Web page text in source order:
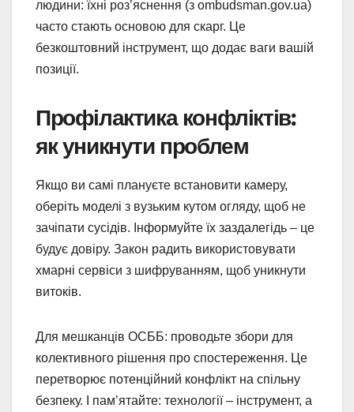
людини: їхні роз’яснення (з ombudsman.gov.ua)
часто стають основою для скарг. Це
безкоштовний інструмент, що додає ваги вашій
позиції.
Профілактика конфліктів:
як уникнути проблем
Якщо ви самі плануєте встановити камеру,
оберіть моделі з вузьким кутом огляду, щоб не
зачіпати сусідів. Інформуйте їх заздалегідь – це
будує довіру. Закон радить використовувати
хмарні сервіси з шифруванням, щоб уникнути
витоків.
Для мешканців ОСББ: проводьте збори для
колективного рішення про спостереження. Це
перетворює потенційний конфлікт на спільну
безпеку. І пам’ятайте: технології – інструмент, а